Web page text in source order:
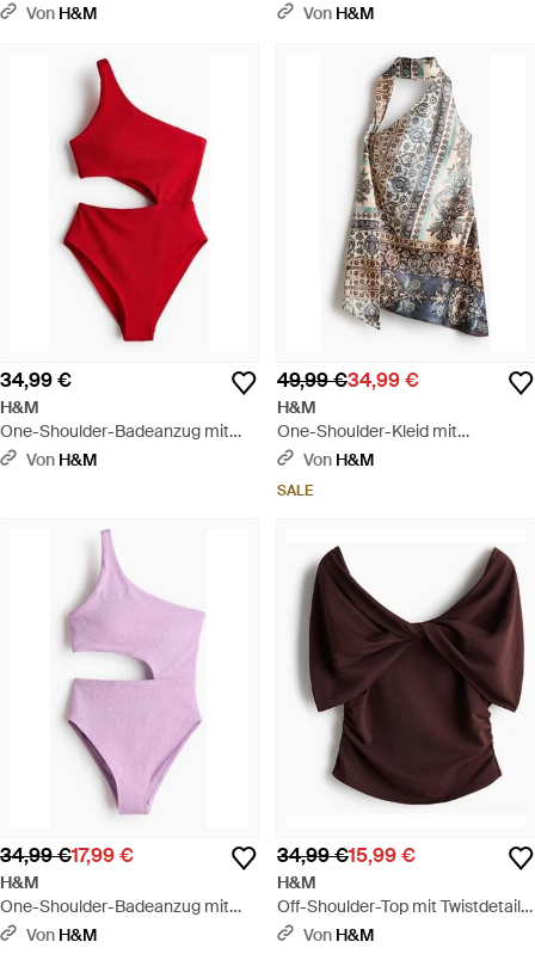
Lila Von H&M
WeißVon H&M
34,99 €
H&M
One-Shoulder-Badeanzug mit
High Leg - Rot
Von H&M
49,99 €34,99 €
H&M
One-Shoulder-Kleid mit
Schalkragen - Weiß
Von H&M
SALE
34,99 €17,99 €
H&M
One-Shoulder-Badeanzug mit
High Leg - Pink
Von H&M
34,99 €15,99 €
H&M
Off-Shoulder-Top mit Twistdetail -
Braun
Von H&M